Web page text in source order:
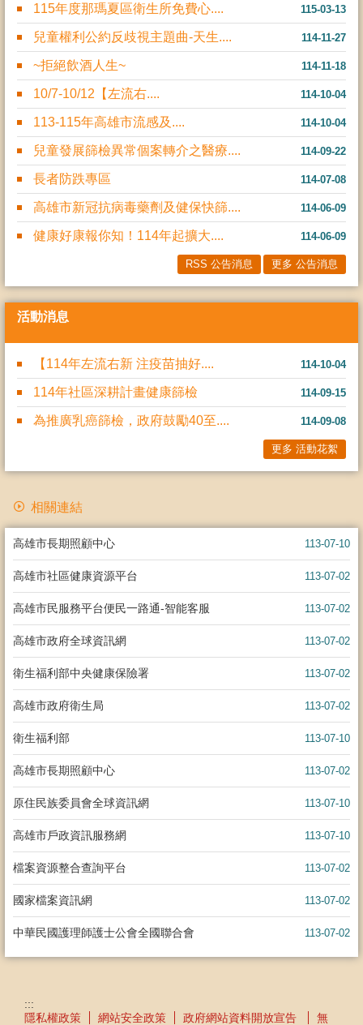
115-03-13
115年度那瑪夏區衛生所免費心....
114-11-27
兒童權利公約反歧視主題曲-天生....
114-11-18
~拒絕飲酒人生~
114-10-04
10/7-10/12【左流右....
114-10-04
113-115年高雄市流感及....
114-09-22
兒童發展篩檢異常個案轉介之醫療....
114-07-08
長者防跌專區
114-06-09
高雄市新冠抗病毒藥劑及健保快篩....
114-06-09
健康好康報你知！114年起擴大....
RSS 公告消息 更多 公告消息
活動消息
114-10-04
【114年左流右新 注疫苗抽好....
114-09-15
114年社區深耕計畫健康篩檢
114-09-08
為推廣乳癌篩檢，政府鼓勵40至....
更多 活動花絮
相關連結
113-07-10
高雄市長期照顧中心
113-07-02
高雄市社區健康資源平台
113-07-02
高雄市民服務平台便民一路通-智能客服
113-07-02
高雄市政府全球資訊網
113-07-02
衛生福利部中央健康保險署
113-07-02
高雄市政府衛生局
113-07-10
衛生福利部
113-07-02
高雄市長期照顧中心
113-07-10
原住民族委員會全球資訊網
113-07-10
高雄市戶政資訊服務網
113-07-02
檔案資源整合查詢平台
113-07-02
國家檔案資訊網
113-07-02
中華民國護理師護士公會全國聯合會
:::
隱私權政策
網站安全政策 政府網站資料開放宣告 無